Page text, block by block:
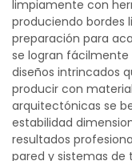
limpiamente con
produciendo bordes
preparación para
se logran fácilmente
diseños intrincados
producir con
arquitectónicas se
estabilidad
resultados
pared y sistemas de